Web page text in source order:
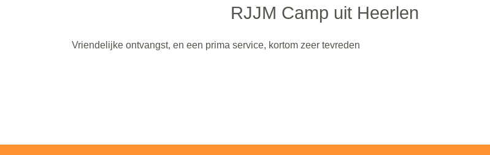
RJJM Camp uit Heerlen
Vriendelijke ontvangst, en een prima service, kortom zeer tevreden